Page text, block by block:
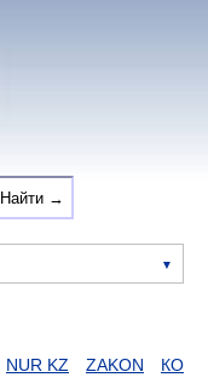
NUR KZ ZAKON